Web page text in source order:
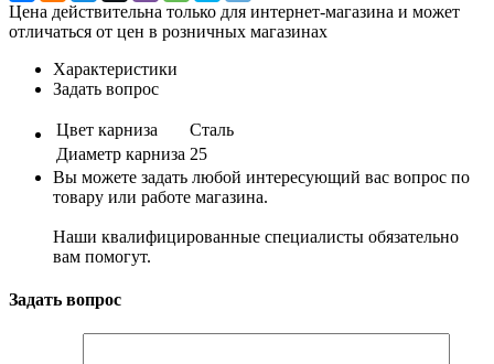
Цена действительна только для интернет-магазина и может
отличаться от цен в розничных магазинах
Характеристики
Задать вопрос
Цвет карниза
Сталь
Диаметр карниза 25
Вы можете задать любой интересующий вас вопрос по
товару или работе магазина.
Наши квалифицированные специалисты обязательно
вам помогут.
Задать вопрос